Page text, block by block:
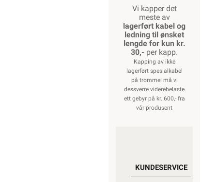
Vi kapper det
meste av
lagerført kabel og
ledning til ønsket
lengde for kun kr.
30,- per kapp.
Kapping av ikke
lagerført spesialkabel
på trommel må vi
dessverre viderebelaste
ett gebyr på kr. 600,- fra
vår produsent
KUNDESERVICE